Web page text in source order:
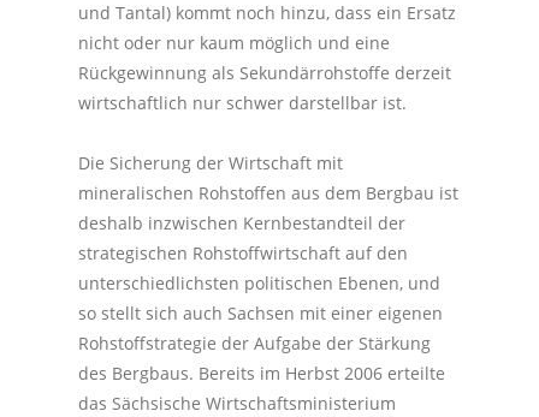
und Tantal) kommt noch hinzu, dass ein Ersatz
nicht oder nur kaum möglich und eine
Rückgewinnung als Sekundärrohstoffe derzeit
wirtschaftlich nur schwer darstellbar ist.
Die Sicherung der Wirtschaft mit
mineralischen Rohstoffen aus dem Bergbau ist
deshalb inzwischen Kernbestandteil der
strategischen Rohstoffwirtschaft auf den
unterschiedlichsten politischen Ebenen, und
so stellt sich auch Sachsen mit einer eigenen
Rohstoffstrategie der Aufgabe der Stärkung
des Bergbaus. Bereits im Herbst 2006 erteilte
das Sächsische Wirtschaftsministerium